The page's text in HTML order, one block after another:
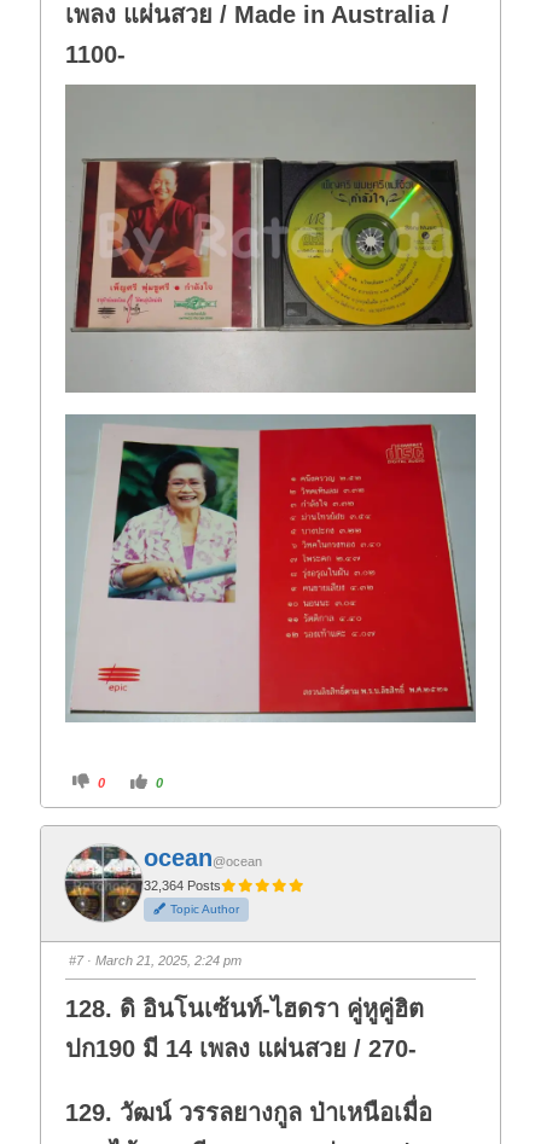
เพลง แผ่นสวย / Made in Australia /
1100-
C
i
k
f
o
r
t
h
u
m
d
o
n
.
0
C
i
k
o
r
t
h
u
m
u
p
0
ocean@ocean
32,364 Posts
Topic Author
#7· March 21, 2025, 2:24 pm
128. ดิ อินโนเซ้นท์-ไฮดรา คู่หูคู่ฮิต
ปก190 มี 14 เพลง แผ่นสวย / 270-
129. วัฒน์ วรรลยางกูล ป่าเหนือเมื่อ